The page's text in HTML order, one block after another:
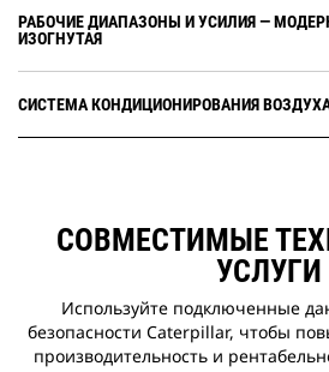
приложение,
технического
помощью
обновления
Cat Payload
точных
нагрузки
РАБОЧИЕ ДИАПАЗОНЫ И УСИЛИЯ —
ИЗОГНУТАЯ
СИСТЕМА КОНДИЦИОНИРОВАНИЯ
СОВМЕСТИМЫЕ
УСЛУГИ
Используйте подключенные
безопасности Caterpillar, чтобы
производительность и